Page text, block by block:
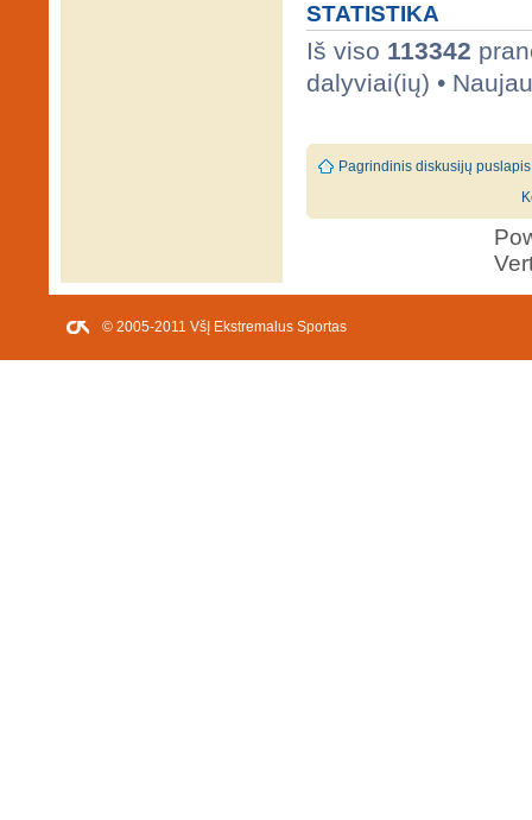
STATISTIKA
Iš viso 113342
dalyviai(ių) •
Pagrindinis diskusijų puslapis
© 2005-2011 VšĮ Ekstremalus Sportas